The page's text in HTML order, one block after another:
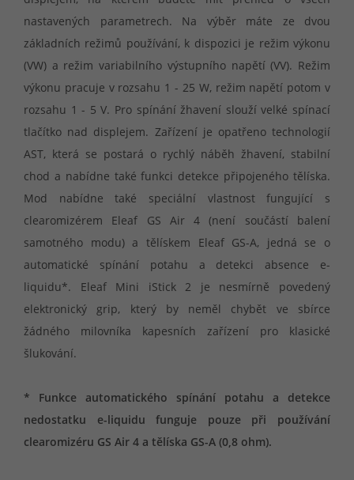
nastavených parametrech. Na výběr máte ze dvou
základních režimů používání, k dispozici je režim výkonu
(VW) a režim variabilního výstupního napětí (VV). Režim
výkonu pracuje v rozsahu 1 - 25 W, režim napětí potom v
rozsahu 1 - 5 V. Pro spínání žhavení slouží velké spínací
tlačítko nad displejem. Zařízení je opatřeno technologií
AST, která se postará o rychlý náběh žhavení, stabilní
chod a nabídne také funkci detekce připojeného tělíska.
Mod nabídne také speciální vlastnost fungující s
clearomizérem Eleaf GS Air 4 (není součástí balení
samotného modu) a tělískem Eleaf GS-A, jedná se o
automatické spínání potahu a detekci absence e-
liquidu*. Eleaf Mini iStick 2 je nesmírně povedený
elektronický grip, který by neměl chybět ve sbírce
žádného milovníka kapesních zařízení pro klasické
šlukování.
* Funkce automatického spínání potahu a detekce
nedostatku e-liquidu funguje pouze při používání
clearomizéru GS Air 4 a tělíska GS-A (0,8 ohm).